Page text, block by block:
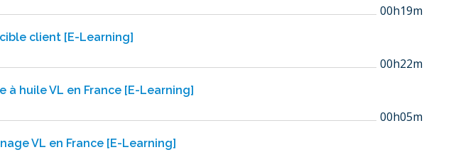
00h19m
client [E-Learning]
00h22m
à huile VL en France [E-Learning]
00h05m
VL en France [E-Learning]